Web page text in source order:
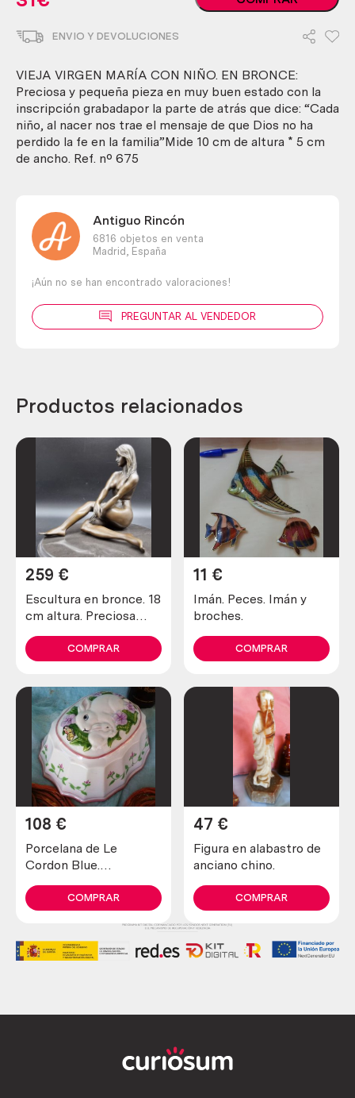
virgen
En
bronce
cantidad
ENVIO Y DEVOLUCIONES
VIEJA VIRGEN MARÍA CON NIÑO. EN BRONCE:
Preciosa y pequeña pieza en muy buen estado con la
inscripción grabadapor la parte de atrás que dice: “Cada
niño, al nacer nos trae el mensaje de que Dios no ha
perdido la fe en la familia”Mide 10 cm de altura * 5 cm
de ancho. Ref. nº 675
Antiguo Rincón
6816 objetos en venta
Madrid,
España
¡Aún no se han encontrado valoraciones!
PREGUNTAR AL VENDEDOR
Productos relacionados
Escultura en bronce. 18
cm altura. Preciosa
259 €
COMPRAR
Imán. Peces. Imán y
broches.
11 €
COMPRAR
Porcelana de Le
Cordon Blue.
1.986
108 €
COMPRAR
Figura en alabastro de
anciano chino.
47 €
COMPRAR